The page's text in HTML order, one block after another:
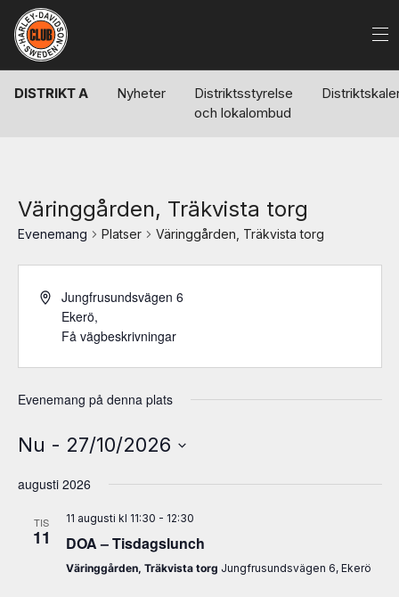
DISTRIKT A Nyheter
Distriktsstyrelse
och lokalombud
Väringgården, Träkvista torg
Evenemang Platser Väringgården, Träkvista torg
Jungfrusundsvägen 6
Ekerö,
Få vägbeskrivningar
Evenemang på denna plats
Nu - 27/10/2026
datum.
augusti 2026
TIS
11
11 augusti kl 11:30 - 12:30
DOA – Tisdagslunch
Väringgården, Träkvista torg Jungfrusundsvägen 6, Ekerö